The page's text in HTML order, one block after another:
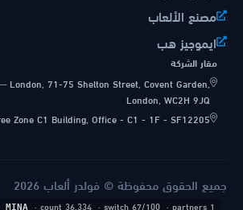
مصنع الألعاب
ايموجيز هب
مقار الشركة
London, 71-75 Shelton Street, Covent Garden,
London, WC2H 9JQ
Zone C1 Building, Office - C1 - 1F - SF12205
جميع الحقوق محفوظة © فولدر ألعاب 2026
· count 36,334 · switch 67/100 · partners 1